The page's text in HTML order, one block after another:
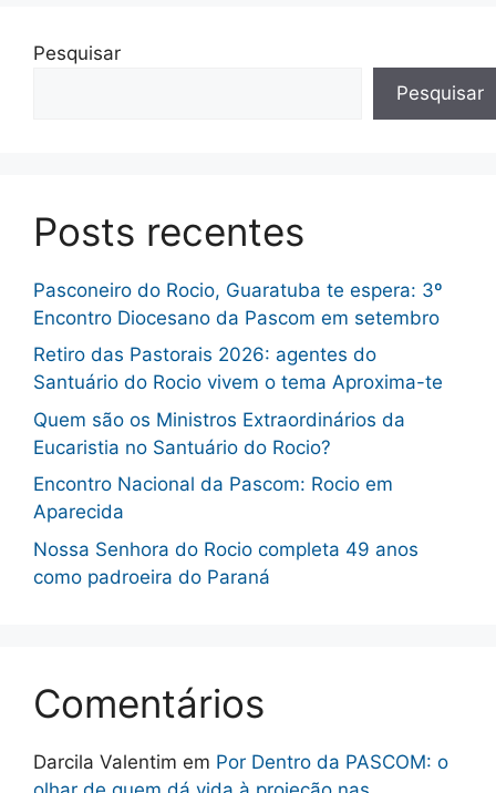
Pesquisar
Pesquisar
Posts recentes
Pasconeiro do Rocio, Guaratuba te espera: 3º
Encontro Diocesano da Pascom em setembro
Retiro das Pastorais 2026: agentes do
Santuário do Rocio vivem o tema Aproxima-te
Quem são os Ministros Extraordinários da
Eucaristia no Santuário do Rocio?
Encontro Nacional da Pascom: Rocio em
Aparecida
Nossa Senhora do Rocio completa 49 anos
como padroeira do Paraná
Comentários
Darcila Valentim em Por Dentro da PASCOM: o